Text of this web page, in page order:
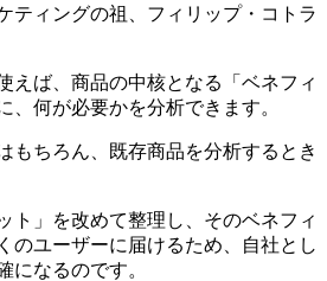
ティングの祖、フィリップ・コトラ
えば、商品の中核となる「ベネフィ
、何が必要かを分析できます。
もちろん、既存商品を分析するとき
ト」を改めて整理し、そのベネフィ
のユーザーに届けるため、自社とし
になるのです。